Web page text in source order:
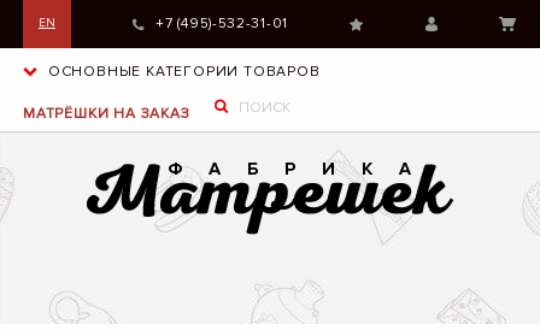
EN +7 (495)-532-31-01
ОСНОВНЫЕ КАТЕГОРИИ ТОВАРОВ
МАТРЁШКИ НА ЗАКАЗ